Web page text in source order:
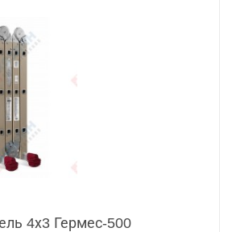
4х3 Гермес-500